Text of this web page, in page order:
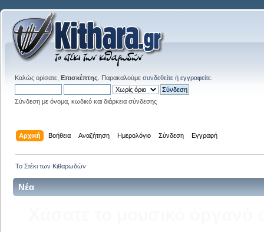
Καλώς ορίσατε, Επισκέπτης . Παρακαλούμε συνδεθείτε ή εγγραφείτε
Σύνδεση με όνομα, κωδικό και διάρκεια σύνδεσης
Αρχική Βοήθεια Αναζήτηση Ημερολόγιο Σύνδεση Εγγραφή
Το Στέκι των Κιθαρωδών
Νέα